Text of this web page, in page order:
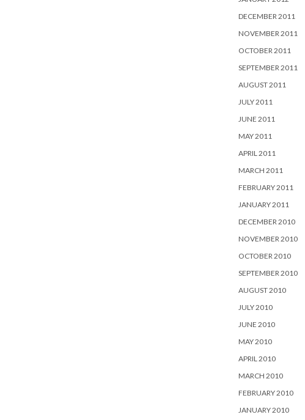
DECEMBER 2011
NOVEMBER 2011
OCTOBER 2011
SEPTEMBER 2011
AUGUST 2011
JULY 2011
JUNE 2011
MAY 2011
APRIL 2011
MARCH 2011
FEBRUARY 2011
JANUARY 2011
DECEMBER 2010
NOVEMBER 2010
OCTOBER 2010
SEPTEMBER 2010
AUGUST 2010
JULY 2010
JUNE 2010
MAY 2010
APRIL 2010
MARCH 2010
FEBRUARY 2010
JANUARY 2010